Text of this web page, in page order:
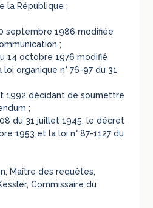
la République ;
septembre 1986 modifiée
;
14 octobre 1976 modifié
organique n° 76-97 du 31
1992 décidant de soumettre
;
du 31 juillet 1945, le décret
1953 et la loi n° 87-1127 du
Maître des requêtes,
Commissaire du